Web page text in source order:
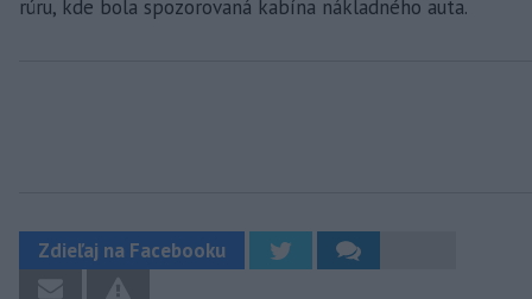
rúru, kde bola spozorovaná kabína nákladného auta.
Zdieľaj na Facebooku